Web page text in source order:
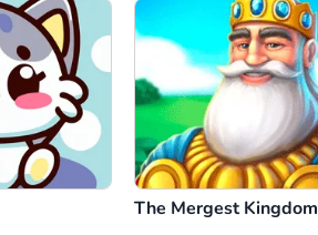
The Mergest Kingdom